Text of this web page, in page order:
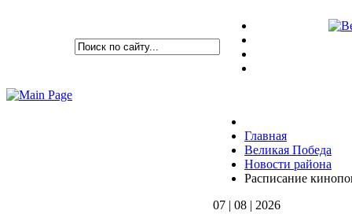
Главная
Великая Победа
Новости района
Расписание
07 | 08 | 2026